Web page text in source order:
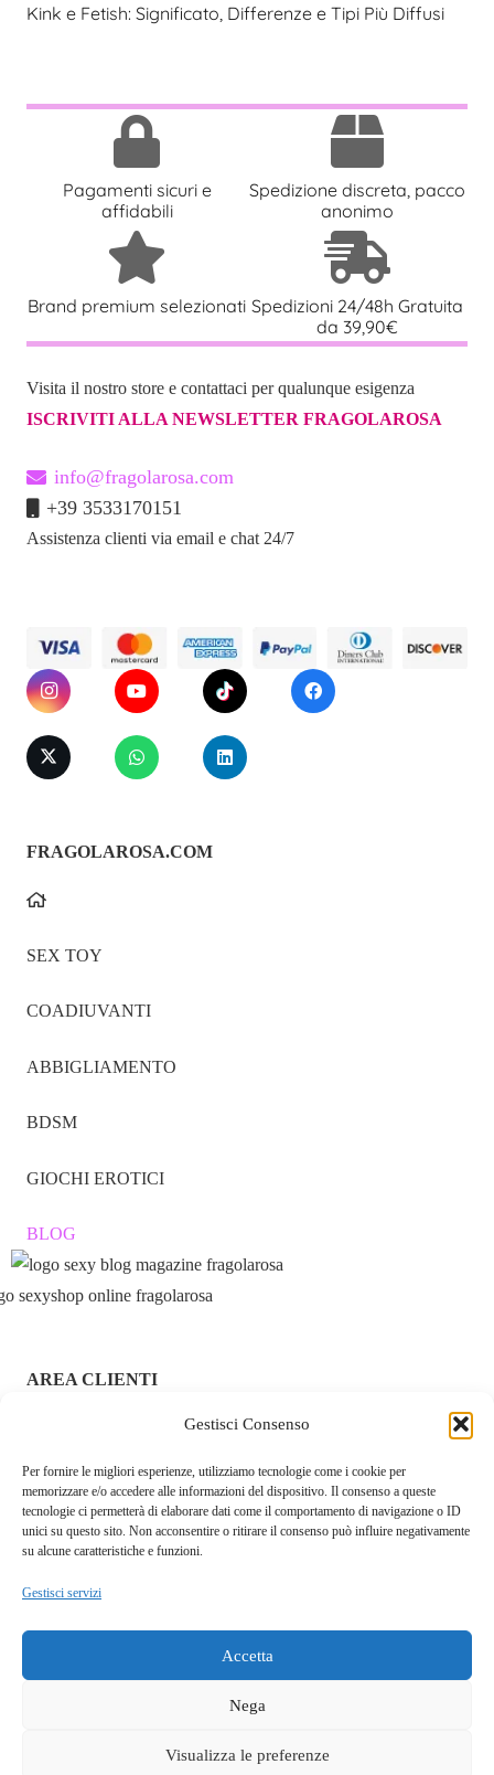
Gestisci Consenso
Per fornire le migliori esperienze, utilizziamo tecnologie come i cookie per
memorizzare e/o accedere alle informazioni del dispositivo. Il consenso a queste
tecnologie ci permetterà di elaborare dati come il comportamento di navigazione o ID
unici su questo sito. Non acconsentire o ritirare il consenso può influire negativamente
su alcune caratteristiche e funzioni.
Gestisci servizi
Accetta
Nega
Visualizza le preferenze
Kink e Fetish: Significato, Differenze e Tipi Più Diffusi
Pagamenti sicuri e
affidabili
Spedizione discreta, pacco
anonimo
Brand premium selezionati Spedizioni 24/48h Gratuita
da 39,90€
Visita il nostro store e contattaci per qualunque esigenza
ISCRIVITI ALLA NEWSLETTER FRAGOLAROSA
info@fragolarosa.com
+39 3533170151
Assistenza clienti via email e chat 24/7
FRAGOLAROSA.COM
SEX TOY
COADIUVANTI
ABBIGLIAMENTO
BDSM
GIOCHI EROTICI
BLOG
AREA CLIENTI
ACCEDI / REGISTRATI
CHI SIAMO – FRAGOLAROSA | SEXY SHOP ONLINE
ITALIANO SICURO E DISCRETO
RESI E RIMBORSI
COOKIE POLICY